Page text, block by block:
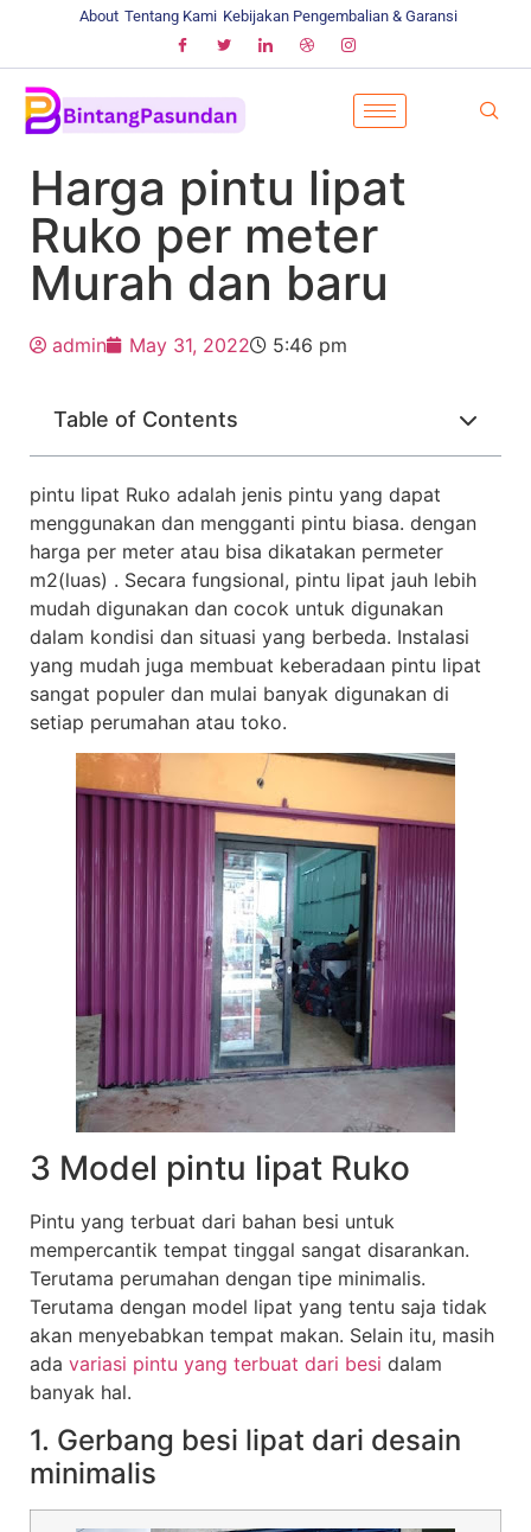
About Tentang Kami Kebijakan Pengembalian & Garansi
Harga pintu lipat
Ruko per meter
Murah dan baru
admin May 31, 2022 5:46 pm
Table of Contents
pintu lipat Ruko adalah jenis pintu yang dapat
menggunakan dan mengganti pintu biasa. dengan
harga per meter atau bisa dikatakan permeter
m2(luas) . Secara fungsional, pintu lipat jauh lebih
mudah digunakan dan cocok untuk digunakan
dalam kondisi dan situasi yang berbeda. Instalasi
yang mudah juga membuat keberadaan pintu lipat
sangat populer dan mulai banyak digunakan di
setiap perumahan atau toko.
3 Model pintu lipat Ruko
Pintu yang terbuat dari bahan besi untuk
mempercantik tempat tinggal sangat disarankan.
Terutama perumahan dengan tipe minimalis.
Terutama dengan model lipat yang tentu saja tidak
akan menyebabkan tempat makan. Selain itu, masih
ada variasi pintu yang terbuat dari besi dalam
banyak hal.
1. Gerbang besi lipat dari desain
minimalis